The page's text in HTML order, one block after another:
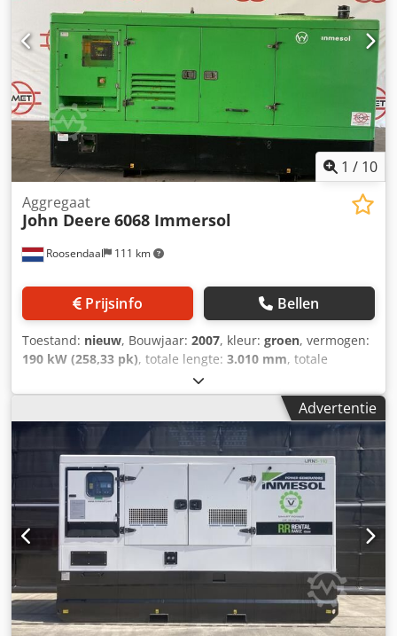
1 / 10
Roosendaal 111 km
Aggregaat
John Deere 6068 Immersol
Prijsinfo Bellen
Toestand: nieuw, Bouwjaar: 2007, kleur: groen, vermogen:
190 kW (258,33 pk), totale lengte: 3.010 mm, totale
, totale hoogte:
gewicht: 15.400 kg Csdpsy Snxlofx Ab Sjrf
Generatorvermogen: 180 kVA Electrical output in KVA: 180
KVA Approx. weight in kg: 15400kg
Advertentie